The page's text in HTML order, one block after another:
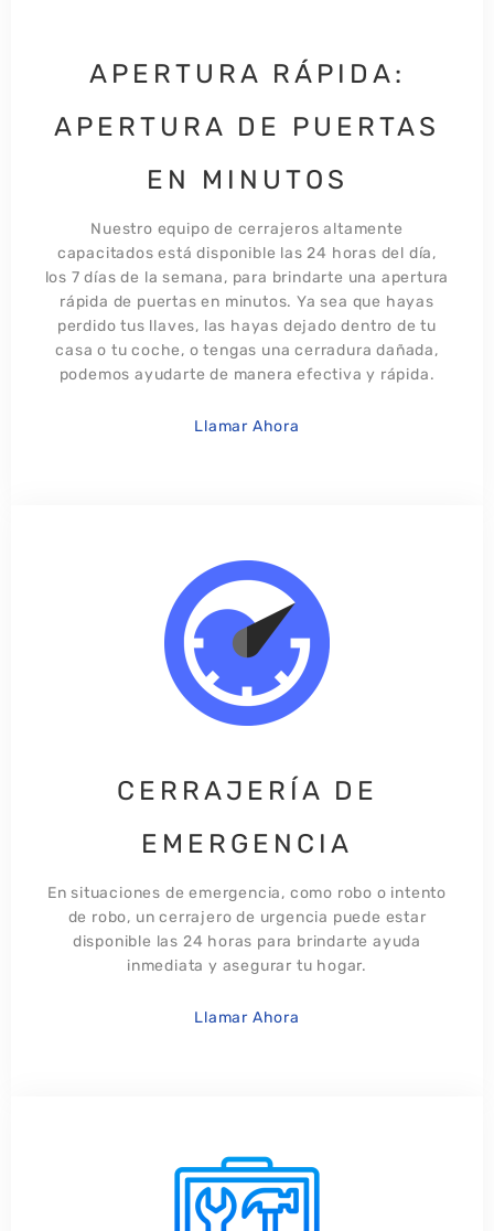
APERTURA RÁPIDA:
APERTURA DE PUERTAS
EN MINUTOS
Nuestro equipo de cerrajeros altamente
capacitados está disponible las 24 horas del día,
los 7 días de la semana, para brindarte una apertura
rápida de puertas en minutos. Ya sea que hayas
perdido tus llaves, las hayas dejado dentro de tu
casa o tu coche, o tengas una cerradura dañada,
podemos ayudarte de manera efectiva y rápida.
Llamar Ahora
CERRAJERÍA DE
EMERGENCIA
En situaciones de emergencia, como robo o intento
de robo, un cerrajero de urgencia puede estar
disponible las 24 horas para brindarte ayuda
inmediata y asegurar tu hogar.​
Llamar Ahora